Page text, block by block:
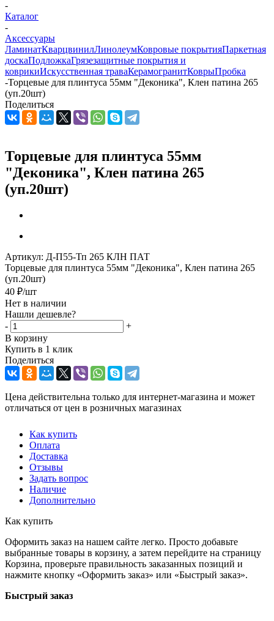
-
Каталог
-
Аксессуары
ЛаминатКварцвинилЛинолеумКовровые покрытияПаркетная
доскаПодложкаГрязезащитные покрытия и
коврикиИскусственная траваКерамогранитКоврыПробка
-Торцевые для плинтуса 55мм "Деконика", Клен патина 265
(уп.20шт)
Поделиться
Торцевые для плинтуса 55мм
"Деконика", Клен патина 265
(уп.20шт)
Артикул: Д-П55-Тп 265 КЛН ПАТ
Торцевые для плинтуса 55мм "Деконика", Клен патина 265
(уп.20шт)
40 ₽/шт
Нет в наличии
Нашли дешевле?
-
+
В корзину
Купить в 1 клик
Поделиться
Цена действительна только для интернет-магазина и может
отличаться от цен в розничных магазинах
Как купить
Оплата
Доставка
Отзывы
Задать вопрос
Наличие
Дополнительно
Как купить
Оформить заказ на нашем сайте легко. Просто добавьте
выбранные товары в корзину, а затем перейдите на страницу
Корзина, проверьте правильность заказанных позиций и
нажмите кнопку «Оформить заказ» или «Быстрый заказ».
Быстрый заказ